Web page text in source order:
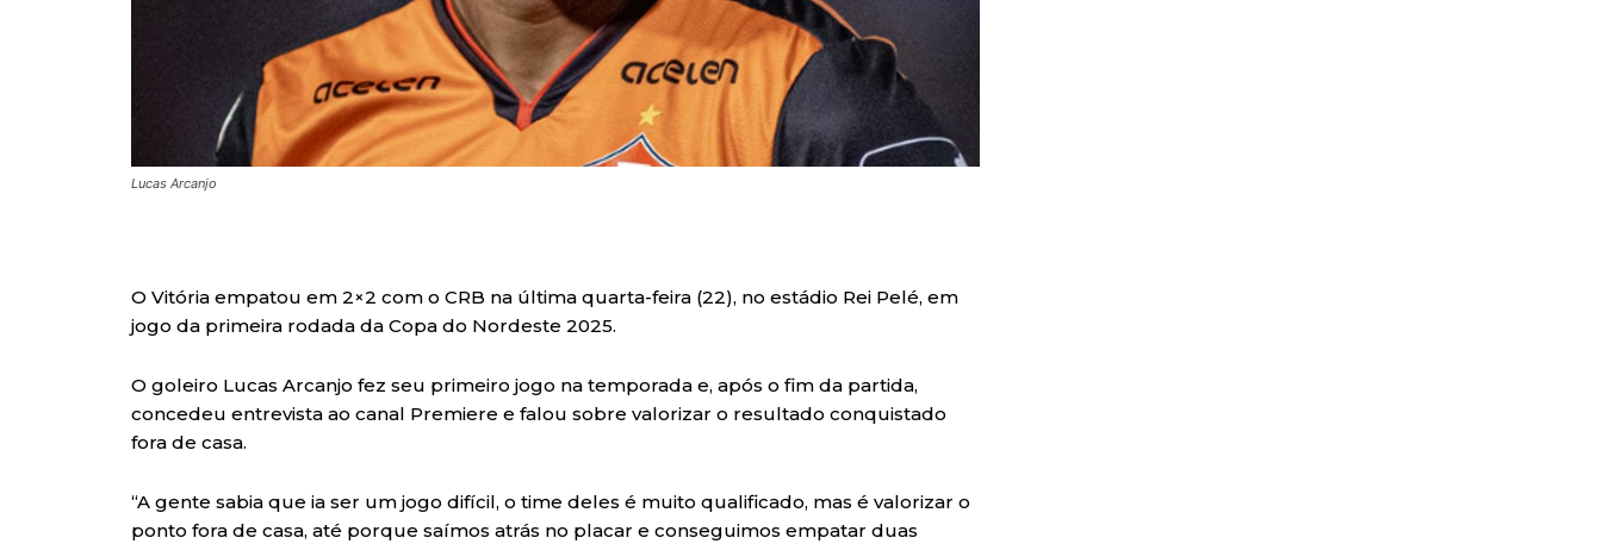
Lucas Arcanjo
O Vitória empatou em 2×2 com o CRB na última quarta-feira (22), no estádio Rei Pelé, em
jogo da primeira rodada da Copa do Nordeste 2025.
O goleiro Lucas Arcanjo fez seu primeiro jogo na temporada e, após o fim da partida,
concedeu entrevista ao canal Premiere e falou sobre valorizar o resultado conquistado
fora de casa.
“A gente sabia que ia ser um jogo difícil, o time deles é muito qualificado, mas é valorizar o
ponto fora de casa, até porque saímos atrás no placar e conseguimos empatar duas